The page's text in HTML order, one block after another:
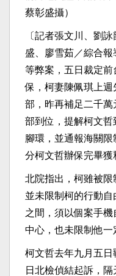
蔡彰盛攝）
〔記者張文川、劉
盛、廖雪茹／綜合
等弊案，五日裁定
保，柯妻陳佩琪上
部，昨再補足二千
部到位，提解柯文
腳環，並通報海關
分柯文哲辦保完畢獲
北院指出，柯雖被
並未限制柯的行動
之間，須以個案手
中心，也未限制他一
柯文哲去年九月五
日北檢偵結起訴，